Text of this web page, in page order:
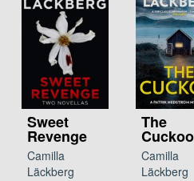
Sweet
Revenge
Camilla
Läckberg
The
Cuckoo
Camilla
Läckberg